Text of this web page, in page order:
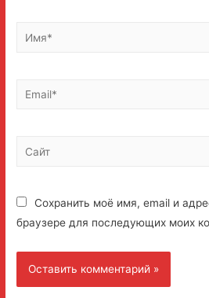
Имя*
Email*
Сайт
Сохранить моё имя, email и
браузере для последующих моих